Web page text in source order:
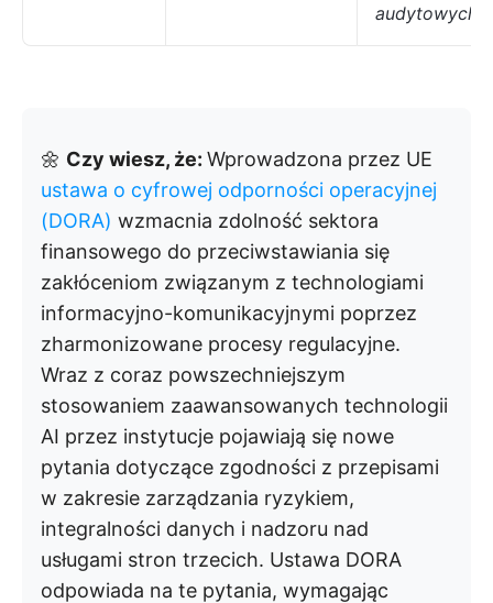
audytowych.
🌼 Czy wiesz, że: Wprowadzona przez UE
ustawa o cyfrowej odporności operacyjnej
(DORA) wzmacnia zdolność sektora
finansowego do przeciwstawiania się
zakłóceniom związanym z technologiami
informacyjno-komunikacyjnymi poprzez
zharmonizowane procesy regulacyjne.
Wraz z coraz powszechniejszym
stosowaniem zaawansowanych technologii
AI przez instytucje pojawiają się nowe
pytania dotyczące zgodności z przepisami
w zakresie zarządzania ryzykiem,
integralności danych i nadzoru nad
usługami stron trzecich. Ustawa DORA
odpowiada na te pytania, wymagając